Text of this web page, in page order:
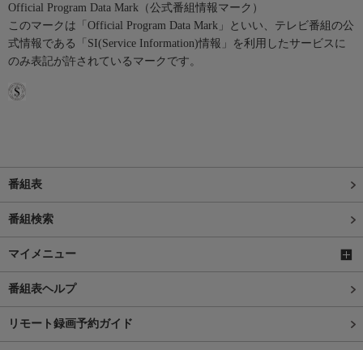
Official Program Data Mark（公式番組情報マーク）
このマークは「Official Program Data Mark」といい、テレビ番組の公
式情報である「SI(Service Information)情報」を利用したサービスに
のみ表記が許されているマークです。
番組表
番組検索
マイメニュー
番組表ヘルプ
リモート録画予約ガイド